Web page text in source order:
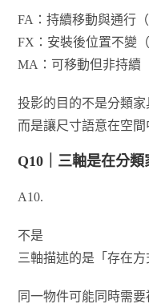
FA：持續移動與通行
FX：安裝後位置不變（
MA：可移動但非持續
投影的目的不是分類家
而是讓尺寸語意在空
Q10｜三軸是在分類
A10.
不是
三軸描述的是「存在方
同一物件可能同時需要